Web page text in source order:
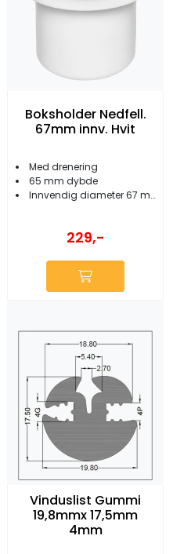
Boksholder Nedfell.
67mm innv. Hvit
Med drenering
65 mm dybde
Innvendig diameter 67 mm
229,-
Vinduslist Gummi
19,8mmx 17,5mm
4mm